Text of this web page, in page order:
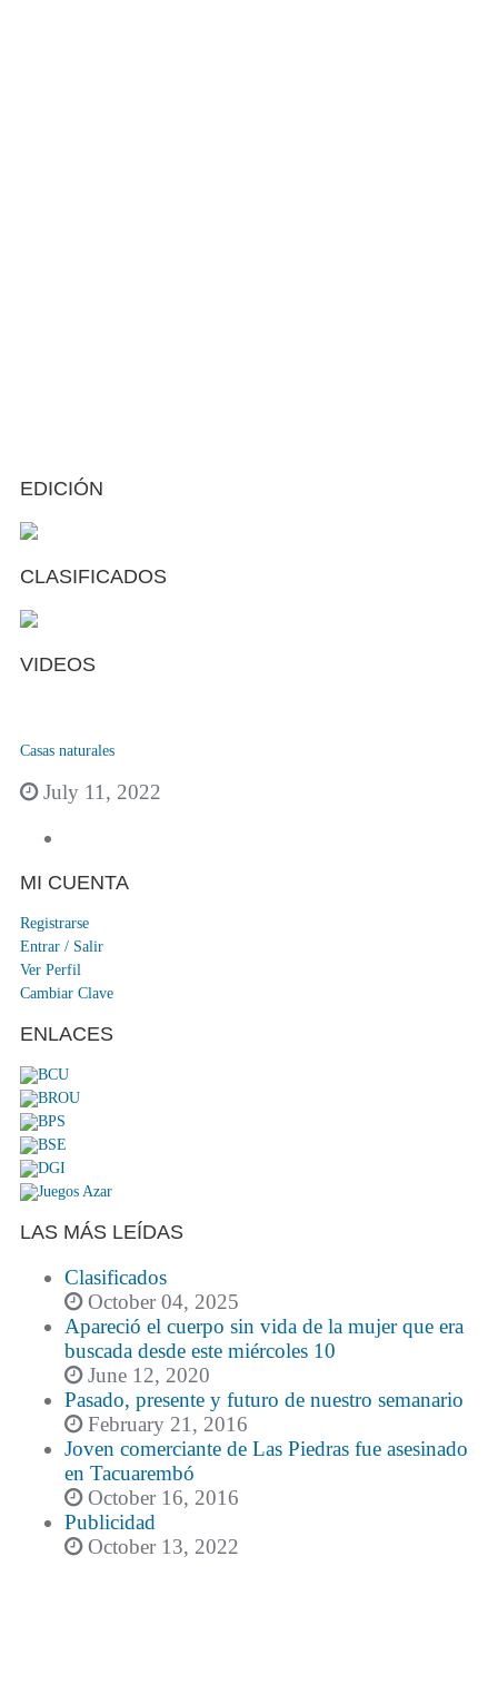
EDICIÓN
CLASIFICADOS
VIDEOS
Casas naturales
July 11, 2022
MI CUENTA
Registrarse
Entrar / Salir
Ver Perfil
Cambiar Clave
ENLACES
LAS MÁS LEÍDAS
Clasificados
October 04, 2025
Apareció el cuerpo sin vida de la mujer que era
buscada desde este miércoles 10
June 12, 2020
Pasado, presente y futuro de nuestro semanario
February 21, 2016
Joven comerciante de Las Piedras fue asesinado
en Tacuarembó
October 16, 2016
Publicidad
October 13, 2022